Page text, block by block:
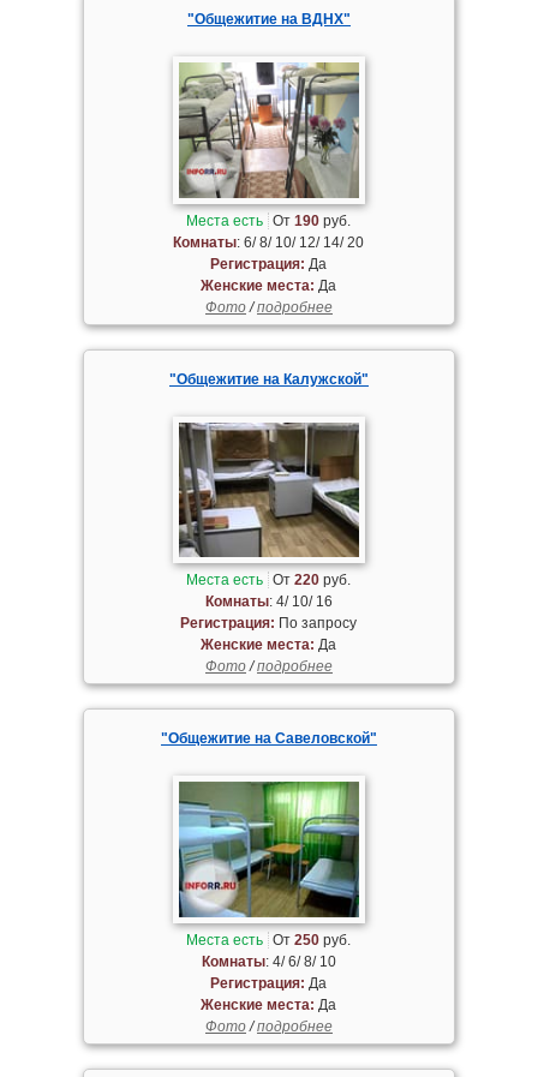
"Общежитие на ВДНХ"
Места есть От190 руб.
Комнаты: 6/ 8/ 10/ 12/ 14/ 20
Регистрация: Да
Женские места: Да
Фото/подробнее
"Общежитие на Калужской"
Места есть От220 руб.
Комнаты: 4/ 10/ 16
Регистрация: По запросу
Женские места: Да
Фото/подробнее
"Общежитие на Савеловской"
Места есть От250 руб.
Комнаты: 4/ 6/ 8/ 10
Регистрация: Да
Женские места: Да
Фото/подробнее